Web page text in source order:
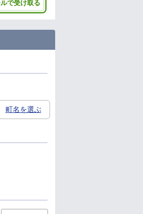
で受け取る
町名を選ぶ